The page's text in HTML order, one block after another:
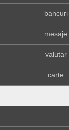
bancuri
mesaje
valutar
carte